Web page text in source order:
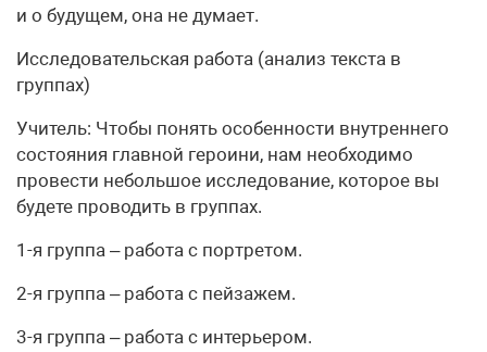
и о будущем, она не думает.
Исследовательская работа (анализ текста в
группах)
Учитель: Чтобы понять особенности внутреннего
состояния главной героини, нам необходимо
провести небольшое исследование, которое вы
будете проводить в группах.
1-я группа – работа с портретом.
2-я группа – работа с пейзажем.
3-я группа – работа с интерьером.